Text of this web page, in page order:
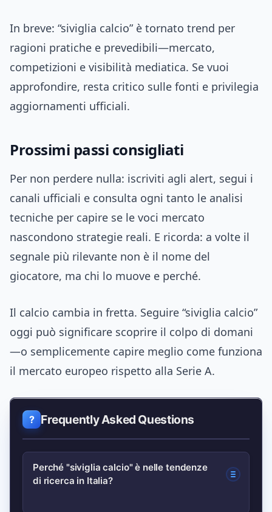
In breve: “siviglia calcio” è tornato trend per
ragioni pratiche e prevedibili—mercato,
competizioni e visibilità mediatica. Se vuoi
approfondire, resta critico sulle fonti e privilegia
aggiornamenti ufficiali.
Prossimi passi consigliati
Per non perdere nulla: iscriviti agli alert, segui i
canali ufficiali e consulta ogni tanto le analisi
tecniche per capire se le voci mercato
nascondono strategie reali. E ricorda: a volte il
segnale più rilevante non è il nome del
giocatore, ma chi lo muove e perché.
Il calcio cambia in fretta. Seguire “siviglia calcio”
oggi può significare scoprire il colpo di domani
—o semplicemente capire meglio come funziona
il mercato europeo rispetto alla Serie A.
Frequently Asked Questions
Perché "siviglia calcio" è nelle tendenze
di ricerca in Italia?